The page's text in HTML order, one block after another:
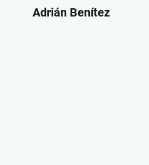
Adrián Benítez